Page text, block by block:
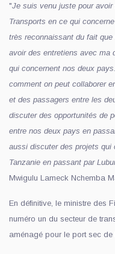
"Je suis venu juste pour
Transports en ce qui
très reconnaissant du fait
avoir des entretiens avec ma
qui concernent nos deux
comment on peut collaborer
et des passagers entre les
discuter des opportunités de
entre nos deux pays en
aussi discuter des projets qui
Tanzanie en passant par
Mwigulu Lameck Nchemba
En définitive, le ministre des
numéro un du secteur de
aménagé pour le port sec